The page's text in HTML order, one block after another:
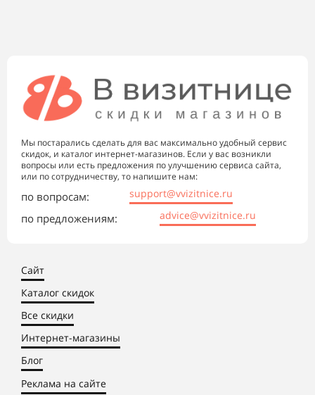
Мы постарались сделать для вас максимально удобный сервис
скидок, и каталог интернет-магазинов. Если у вас возникли
вопросы или есть предложения по улучшению сервиса сайта,
или по сотрудничеству, то напишите нам:
по вопросам: support@vvizitnice.ru
по предложениям: advice@vvizitnice.ru
Сайт
Каталог скидок
Все скидки
Интернет-магазины
Блог
Реклама на сайте